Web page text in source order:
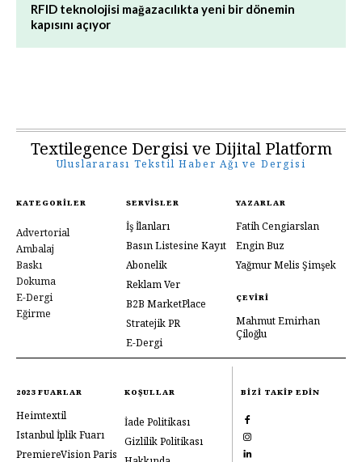
RFID teknolojisi mağazacılıkta yeni bir dönemin
kapısını açıyor
Textilegence Dergisi ve Dijital Platform
Uluslararası Tekstil Haber Ağı ve Dergisi
KATEGORILER
Advertorial
Ambalaj
Baskı
Dokuma
E-Dergi
Eğirme
SERVISLER
İş İlanları
Basın Listesine Kayıt
Abonelik
Reklam Ver
B2B MarketPlace
Stratejik PR
E-Dergi
YAZARLAR
Fatih Cengiarslan
Engin Buz
Yağmur Melis Şimşek
ÇEVIRI
Mahmut Emirhan
Çiloğlu
2023 FUARLAR
Heimtextil
Istanbul İplik Fuarı
PremiereVision Paris
KOŞULLAR
İade Politikası
Gizlilik Politikası
BIZI TAKIP EDIN